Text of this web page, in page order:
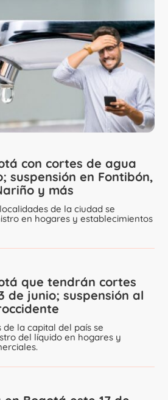
con cortes de agua
suspensión en Fontibón,
y más
de la ciudad se
en hogares y establecimientos
que tendrán cortes
de junio; suspensión al
la capital del país se
del líquido en hogares y